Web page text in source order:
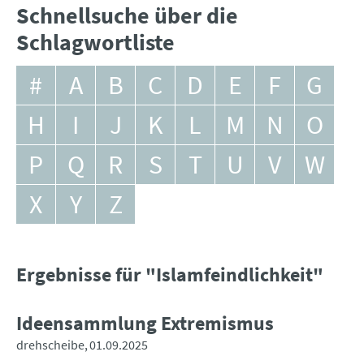
Schnellsuche über die
Schlagwortliste
# A B C D E F
G
H
I J K L M N
O
P
Q R S T U V
W
X
Y Z
Ergebnisse für "Islamfeindlichkeit"
Ideensammlung Extremismus
drehscheibe 01.09.2025